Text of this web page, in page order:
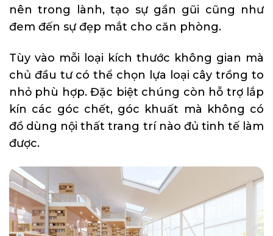
nên trong lành, tạo sự gần gũi cũng như
đem đến sự đẹp mắt cho căn phòng.
Tùy vào mỗi loại kích thước không gian mà
chủ đầu tư có thể chọn lựa loại cây trồng to
nhỏ phù hợp. Đặc biệt chúng còn hỗ trợ lắp
kín các góc chết, góc khuất mà không có
đồ dùng nội thất trang trí nào đủ tinh tế làm
được.